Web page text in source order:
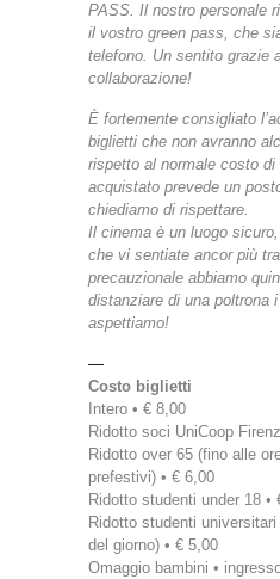
PASS. Il nostro personale
il vostro green pass, che
telefono. Un sentito grazie
collaborazione!
È fortemente consigliato
biglietti che non avranno
rispetto al normale costo
acquistato prevede un
chiediamo di rispettare.
Il cinema è un luogo
che vi sentiate ancor più
precauzionale abbiamo
distanziare di una poltrona
aspettiamo!
—
Costo biglietti
Intero • € 8,00
Ridotto soci UniCoop
Ridotto over 65 (fino alle
prefestivi) • € 6,00
Ridotto studenti under 18 •
Ridotto studenti
del giorno) • € 5,00
Omaggio bambini •